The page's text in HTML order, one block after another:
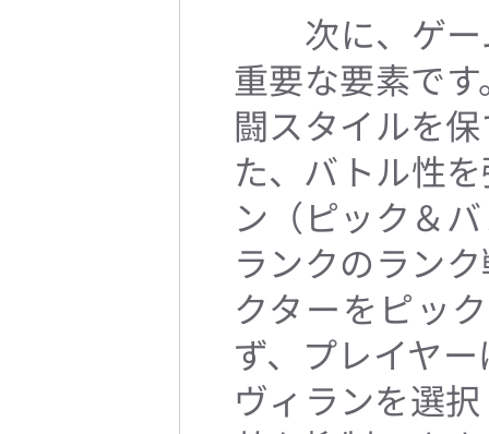
次に、ゲー
重要な要素で
闘スタイルを
た、バトル性
ン（ピック＆
ランクのラン
クターをピッ
ず、プレイヤ
ヴィランを選